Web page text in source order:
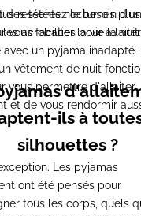
ressentez le besoin
vous faciliter la vie la nuit.
des tétées nocturnes
les acrobaties pour
avec un pyjama inadapté
vêtement de nuit
vous permettre d'allaiter
et de vous rendormir
ils à
silhouettes ?
Les pyjamas
ont été pensés pour
tous les corps, quels